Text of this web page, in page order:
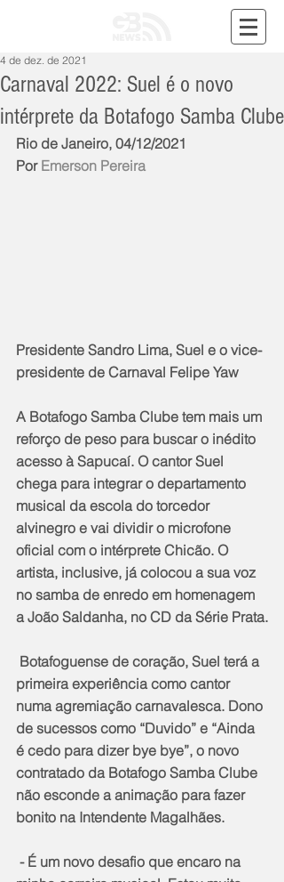
Carnaval 2022: Suel é o novo
intérprete da Botafogo Samba Clube
4 de dez. de 2021
Rio de Janeiro, 04/12/2021
Por Emerson Pereira
Presidente Sandro Lima, Suel e o vice-
presidente de Carnaval Felipe Yaw
A Botafogo Samba Clube tem mais um
reforço de peso para buscar o inédito
acesso à Sapucaí. O cantor Suel
chega para integrar o departamento
musical da escola do torcedor
alvinegro e vai dividir o microfone
oficial com o intérprete Chicão. O
artista, inclusive, já colocou a sua voz
no samba de enredo em homenagem
a João Saldanha, no CD da Série Prata.
primeira experiência como cantor
numa agremiação carnavalesca. Dono
de sucessos como “Duvido” e “Ainda
é cedo para dizer bye bye”, o novo
contratado da Botafogo Samba Clube
não esconde a animação para fazer
bonito na Intendente Magalhães.